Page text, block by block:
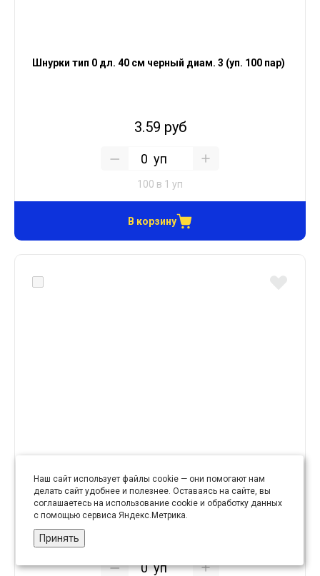
Шнурки тип 0 дл. 40 см черный диам. 3 (уп. 100 пар)
3.59 руб
уп
100 в 1 уп
В корзину
Шнурки тип 0 дл. 40 см белый диам. 3 (уп. 100 пар)
уп
Наш сайт использует файлы cookie — они помогают нам
делать сайт удобнее и полезнее. Оставаясь на сайте, вы
соглашаетесь на использование cookie и обработку данных
с помощью сервиса Яндекс.Метрика.
Принять